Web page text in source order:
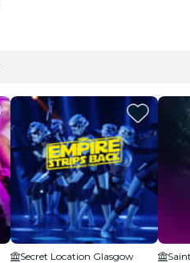
Secret Location Glasgow